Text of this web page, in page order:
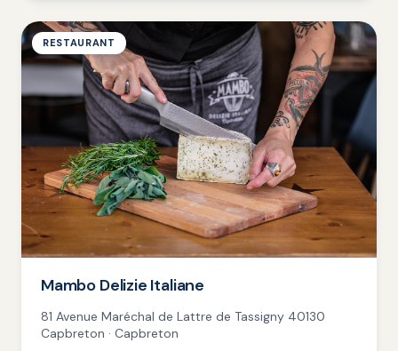
RESTAURANT
Mambo Delizie Italiane
81 Avenue Maréchal de Lattre de Tassigny 40130
Capbreton · Capbreton